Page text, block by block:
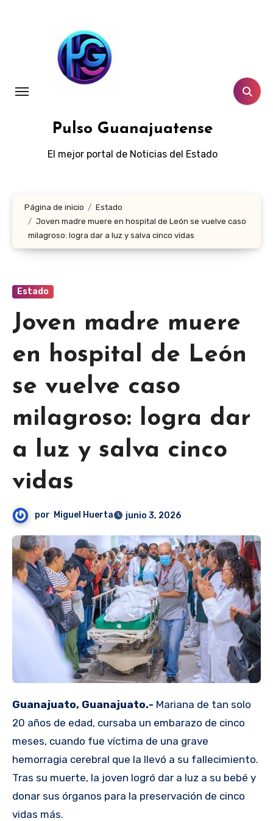
Pulso Guanajuatense
El mejor portal de Noticias del Estado
Página de inicio
Estado
Joven madre muere en hospital de León se vuelve caso
milagroso: logra dar a luz y salva cinco vidas
Estado
Joven madre muere
en hospital de León
se vuelve caso
milagroso: logra dar
a luz y salva cinco
vidas
por Miguel Huerta junio 3, 2026
Guanajuato, Guanajuato.- Mariana de tan solo
20 años de edad, cursaba un embarazo de cinco
meses, cuando fue víctima de una grave
hemorragia cerebral que la llevó a su fallecimiento.
Tras su muerte, la joven logró dar a luz a su bebé y
donar sus órganos para la preservación de cinco
vidas más.